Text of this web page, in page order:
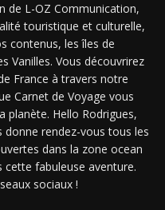
de L-OZ Communication,
touristique et culturelle,
contenus, les îles de
Vanilles. Vous découvrirez
France à travers notre
Carnet de Voyage vous
planète. Hello Rodrigues,
rendez-vous tous les
dans la zone ocean
cette fabuleuse aventure.
sociaux !